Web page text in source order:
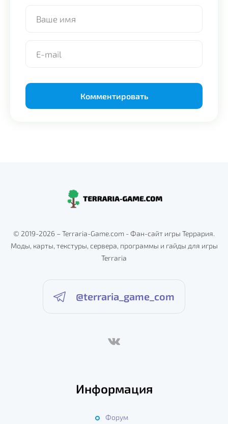
© 2019-2026 – Terraria-Game.com - Фан-сайт игры Террария.
Моды, карты, текстуры, сервера, программы и гайды для игры
Terraria
@terraria_game_com
Информация
Форум